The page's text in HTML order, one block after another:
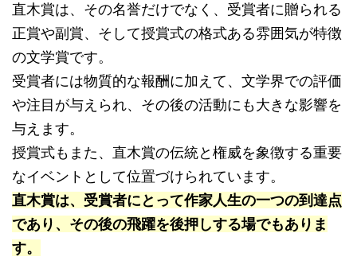
直木賞は、その名誉だけでなく、受賞者に贈られる
正賞や副賞、そして授賞式の格式ある雰囲気が特徴
の文学賞です。
受賞者には物質的な報酬に加えて、文学界での評価
や注目が与えられ、その後の活動にも大きな影響を
与えます。
授賞式もまた、直木賞の伝統と権威を象徴する重要
なイベントとして位置づけられています。
直木賞は、受賞者にとって作家人生の一つの到達点
であり、その後の飛躍を後押しする場でもありま
す。